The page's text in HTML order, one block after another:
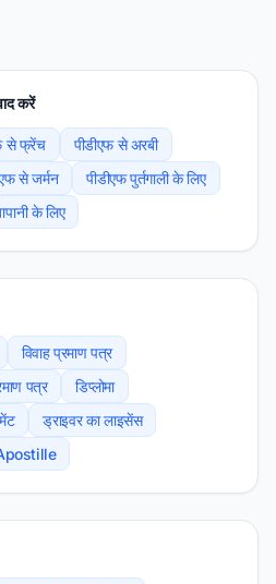
करें
से फ्रेंच
पीडीएफ से अरबी
से जर्मन
पीडीएफ पुर्तगाली के लिए
के लिए
विवाह प्रमाण पत्र
पत्र
डिप्लोमा
ड्राइवर का लाइसेंस